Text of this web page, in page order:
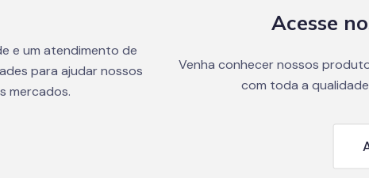
e um atendimento de
para ajudar nossos
mercados.
Acesse
Venha conhecer nossos
com toda a